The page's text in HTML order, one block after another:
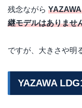
残念ながら
継モデルはありませ
ですが、大きさや明
YAZAWA